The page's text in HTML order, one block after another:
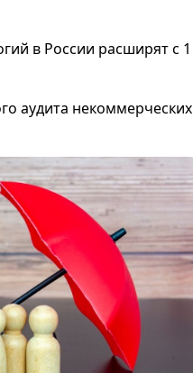
в России расширят с 1
аудита некоммерческих